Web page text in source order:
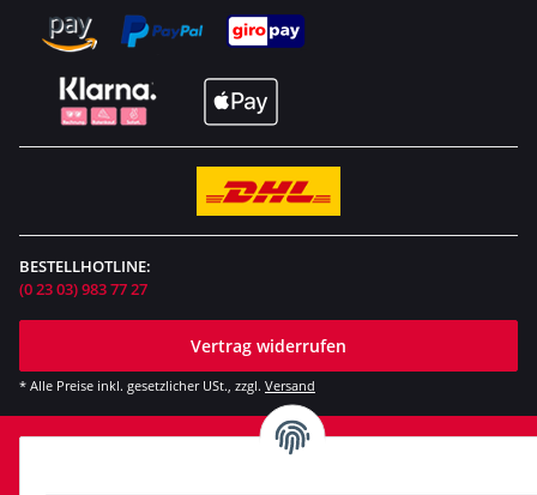
BESTELLHOTLINE:
(0 23 03) 983 77 27
Vertrag widerrufen
* Alle Preise inkl. gesetzlicher USt., zzgl. Versand
© Fa. Moto Technik UG